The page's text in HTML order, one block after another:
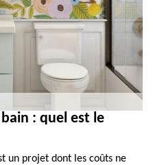
: quel est le
un projet dont les coûts ne